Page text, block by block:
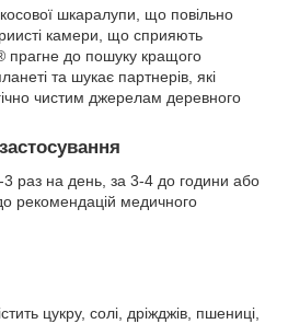
шкаралупи, що повільно
камери, що сприяють
прагне до пошуку кращого
та шукає партнерів, які
чистим джерелам деревного
раз на день, за 3-4 до години або
рекомендацій медичного
цукру, солі, дріжджів, пшениці,